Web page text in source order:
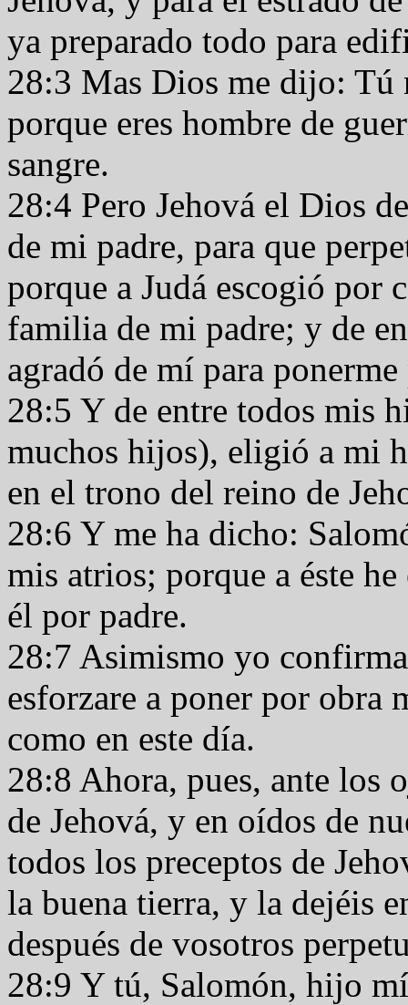
ya preparado todo para
28:3 Mas Dios me dijo: Tú
porque eres hombre de
sangre.
28:4 Pero Jehová el Dios
de mi padre, para que
porque a Judá escogió por
familia de mi padre; y de
agradó de mí para
28:5 Y de entre todos mis
muchos hijos), eligió a mi
en el trono del reino de
28:6 Y me ha dicho:
mis atrios; porque a éste
él por padre.
28:7 Asimismo yo
esforzare a poner por obra
como en este día.
28:8 Ahora, pues, ante los
de Jehová, y en oídos de
todos los preceptos de
la buena tierra, y la dejéis
después de vosotros
28:9 Y tú, Salomón, hijo